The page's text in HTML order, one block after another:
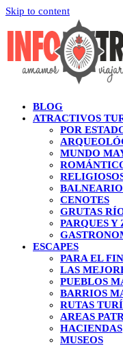
Skip to content
BLOG
ATRACTIVOS
POR
MUNDO
CENOTES
GRUTAS
PARQUES
ESCAPES
PARA EL
LAS
PUEBLOS
BARRIOS
RUTAS
AREAS
HACIENDAS
MUSEOS